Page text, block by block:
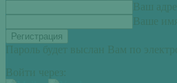
Ваш
Ваше
Пароль будет выслан Вам по
Войти через: